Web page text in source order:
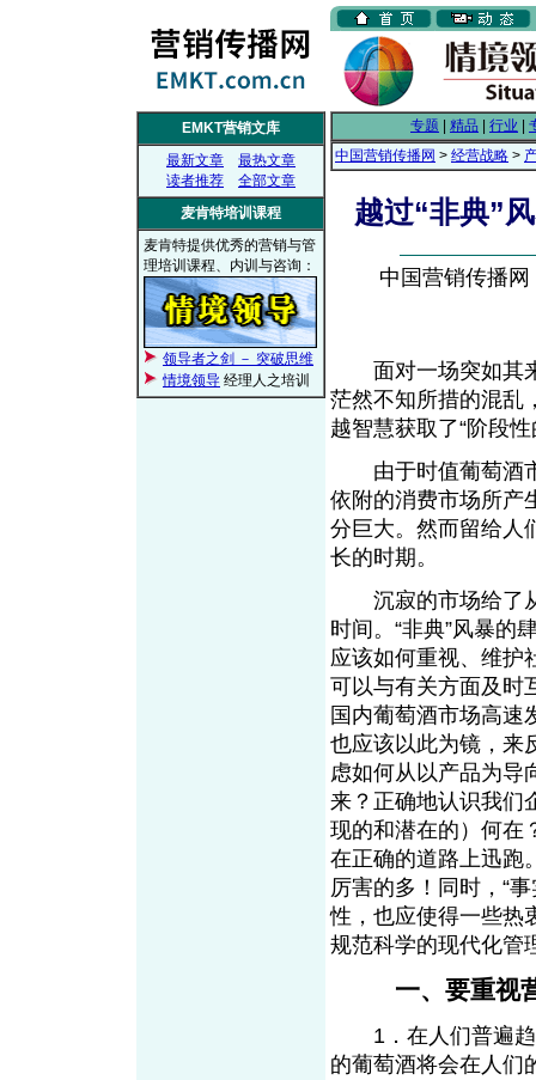
EMKT营销文库
最新文章
最热文章
读者推荐
全部文章
麦肯特培训课程
麦肯特提供优秀的营销与管
理培训课程、内训与咨询：
领导者之剑 － 突破思维
情境领导 经理人之培训
专题 精品 行业
中国营销传播网 > 经营战略 >
越过“非典”
中国营销传播
面对一场突如其来
茫然不知所措的混乱
越智慧获取了“阶段性
由于时值葡萄酒市
依附的消费市场所产
分巨大。然而留给人
长的时期。
沉寂的市场给了从
时间。“非典”风暴的
应该如何重视、维护
可以与有关方面及时
国内葡萄酒市场高速
也应该以此为镜，来
虑如何从以产品为导
来？正确地认识我们
现的和潜在的）何在
在正确的道路上迅跑
厉害的多！同时，“
性，也应使得一些热
规范科学的现代化管
一、要重视
1．在人们普遍趋
的葡萄酒将会在人们